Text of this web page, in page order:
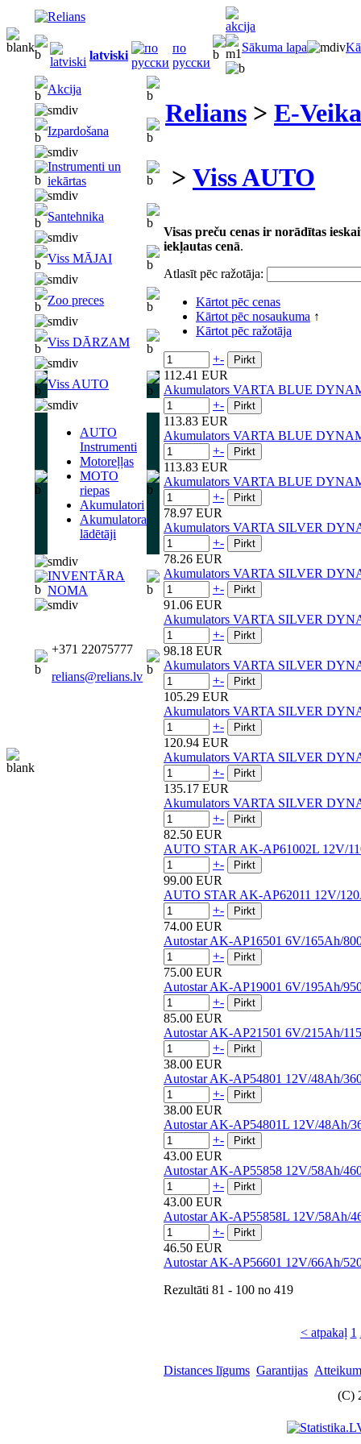
latviski
по
русски
Sākuma lapa
Akcija
Izpardošana
Instrumenti un
iekārtas
Santehnika
Viss MĀJAI
Zoo preces
Viss DĀRZAM
Viss AUTO
AUTO
Instrumenti
Motoreļļas
MOTO
riepas
Akumulatori
Akumulatora
lādētāji
INVENTĀRA
NOMA
+371 22075777
relians@relians.lv
Relians > E-
> Viss AUTO
Visas preču cenas ir norādītas
iekļautas cenā.
Atlasīt pēc ražotāja:
Kārtot pēc cenas
Kārtot pēc nosaukuma ↑
Kārtot pēc ražotāja
+-
112.41 EUR
Akumulators VARTA BLUE
+-
113.83 EUR
Akumulators VARTA BLUE
+-
113.83 EUR
Akumulators VARTA BLUE
+-
78.97 EUR
Akumulators VARTA SILVER
+-
78.26 EUR
Akumulators VARTA SILVER
+-
91.06 EUR
Akumulators VARTA SILVER
+-
98.18 EUR
Akumulators VARTA SILVER
+-
105.29 EUR
Akumulators VARTA SILVER
+-
120.94 EUR
Akumulators VARTA SILVER
+-
135.17 EUR
Akumulators VARTA SILVER
+-
82.50 EUR
AUTO STAR AK-AP61002L 12V/
+-
99.00 EUR
AUTO STAR AK-AP62011 12V/
+-
74.00 EUR
Autostar AK-AP16501 6V/165Ah/
+-
75.00 EUR
Autostar AK-AP19001 6V/195Ah/
+-
85.00 EUR
Autostar AK-AP21501 6V/215Ah/
+-
38.00 EUR
Autostar AK-AP54801 12V/48Ah/
+-
38.00 EUR
Autostar AK-AP54801L 12V/48Ah/
+-
43.00 EUR
Autostar AK-AP55858 12V/58Ah/
+-
43.00 EUR
Autostar AK-AP55858L 12V/58Ah/
+-
46.50 EUR
Autostar AK-AP56601 12V/66Ah/
Rezultāti 81 - 100 no 419
< atpakaļ 1
Distances līgums Garantijas
(C)